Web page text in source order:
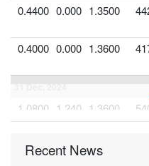
0.4400 0.000 1.3500
0.4000 0.000 1.3600
1.0800 1.240 1.3600
0.3800 0.000 1.3500
Recent News